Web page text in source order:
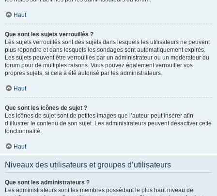
Haut
Que sont les sujets verrouillés ?
Les sujets verrouillés sont des sujets dans lesquels les utilisateurs ne peuvent
plus répondre et dans lesquels les sondages sont automatiquement expirés.
Les sujets peuvent être verrouillés par un administrateur ou un modérateur du
forum pour de multiples raisons. Vous pouvez également verrouiller vos
propres sujets, si cela a été autorisé par les administrateurs.
Haut
Que sont les icônes de sujet ?
Les icônes de sujet sont de petites images que l’auteur peut insérer afin
d’illustrer le contenu de son sujet. Les administrateurs peuvent désactiver cette
fonctionnalité.
Haut
Niveaux des utilisateurs et groupes d’utilisateurs
Que sont les administrateurs ?
Les administrateurs sont les membres possédant le plus haut niveau de